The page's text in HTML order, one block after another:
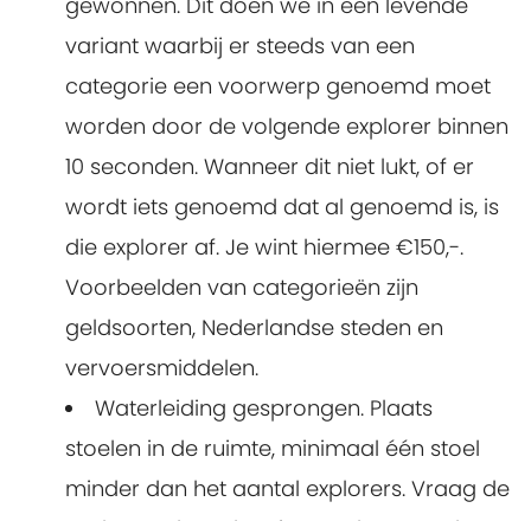
variant waarbij er steeds van een
categorie een voorwerp genoemd moet
worden door de volgende explorer binnen
10 seconden. Wanneer dit niet lukt, of er
wordt iets genoemd dat al genoemd is, is
die explorer af. Je wint hiermee €150,-.
Voorbeelden van categorieën zijn
geldsoorten, Nederlandse steden en
vervoersmiddelen.
Waterleiding gesprongen. Plaats
stoelen in de ruimte, minimaal één stoel
minder dan het aantal explorers. Vraag de